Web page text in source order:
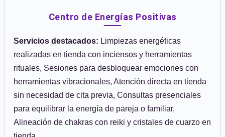
Centro de Energías Positivas
Servicios destacados: Limpiezas energéticas
realizadas en tienda con inciensos y herramientas
rituales, Sesiones para desbloquear emociones con
herramientas vibracionales, Atención directa en tienda
sin necesidad de cita previa, Consultas presenciales
para equilibrar la energía de pareja o familiar,
Alineación de chakras con reiki y cristales de cuarzo en